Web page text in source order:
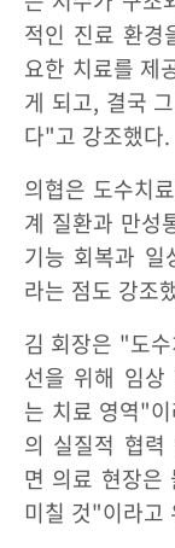
적인 진료 환
요한 치료를 제
게 되고, 결국
다"고 강조했다.
의협은 도수치
계 질환과 만성
기능 회복과 일
라는 점도 강조
김 회장은 "도
선을 위해 임상
는 치료 영역"
의 실질적 협력
면 의료 현장은
미칠 것"이라고